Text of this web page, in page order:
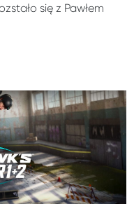
się z Pawłem